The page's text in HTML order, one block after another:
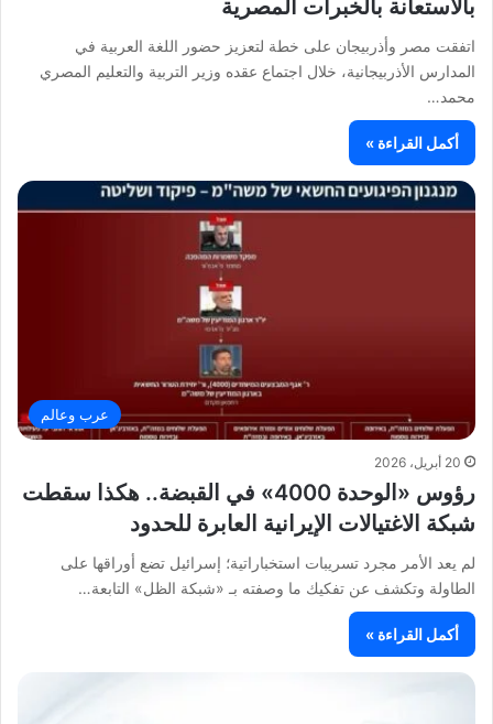
بالاستعانة بالخبرات المصرية
اتفقت مصر وأذربيجان على خطة لتعزيز حضور اللغة العربية في
المدارس الأذربيجانية، خلال اجتماع عقده وزير التربية والتعليم المصري
محمد…
أكمل القراءة »
عرب وعالم
20 أبريل، 2026
رؤوس «الوحدة 4000» في القبضة.. هكذا سقطت
شبكة الاغتيالات الإيرانية العابرة للحدود
لم يعد الأمر مجرد تسريبات استخباراتية؛ إسرائيل تضع أوراقها على
الطاولة وتكشف عن تفكيك ما وصفته بـ «شبكة الظل» التابعة…
أكمل القراءة »